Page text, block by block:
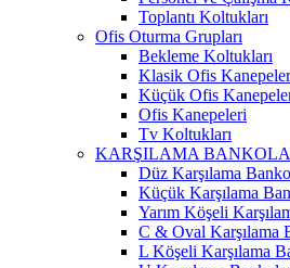
Toplantı Koltukları
Ofis Oturma Grupları
Bekleme Koltukları
Klasik Ofis
Küçük Ofis
Ofis Kanepeleri
Tv Koltukları
KARŞILAMA
Düz Karşılama
Küçük Karşılama
Yarım Köşeli
C & Oval Karşılama
L Köşeli Karşılama